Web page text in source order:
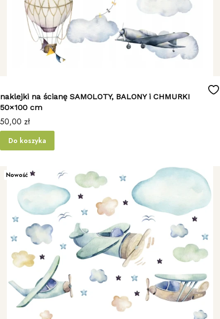
naklejki na ścianę SAMOLOTY, BALONY i CHMURKI
50×100 cm
Cena
50,00 zł
Do koszyka
Nowość